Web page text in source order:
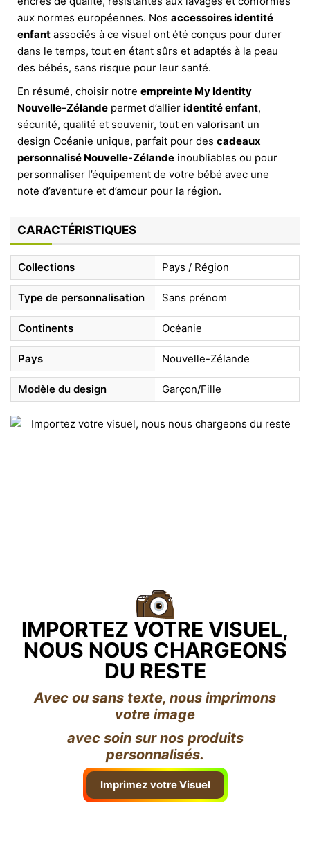
aux normes européennes. Nos accessoires identité
enfant associés à ce visuel ont été conçus pour durer
dans le temps, tout en étant sûrs et adaptés à la peau
des bébés, sans risque pour leur santé.
En résumé, choisir notre empreinte My Identity
Nouvelle-Zélande permet d’allier identité enfant,
sécurité, qualité et souvenir, tout en valorisant un
design Océanie unique, parfait pour des cadeaux
personnalisé Nouvelle-Zélande inoubliables ou pour
personnaliser l’équipement de votre bébé avec une
note d’aventure et d’amour pour la région.
CARACTÉRISTIQUES
Collections Pays / Région
Type de personnalisation Sans prénom
Continents Océanie
Pays Nouvelle-Zélande
Modèle du design Garçon/Fille
IMPORTEZ VOTRE VISUEL,
NOUS NOUS CHARGEONS
DU RESTE
Avec ou sans texte, nous imprimons
votre image
avec soin sur nos produits
personnalisés.
Imprimez votre Visuel